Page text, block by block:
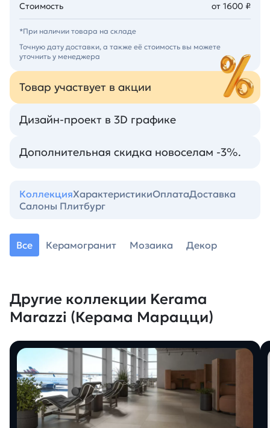
Стоимость
от 1600 ₽
*При наличии товара на складе
Точную дату доставки, а также её стоимость вы можете
уточнить у менеджера
Товар участвует в акции
Дизайн-проект в 3D графике
Дополнительная скидка новоселам -3%.
КоллекцияХарактеристикиОплатаДоставка
Салоны Плитбург
Все Керамогранит Мозаика Декор
Другие коллекции Kerama
Marazzi (Керама Марацци)